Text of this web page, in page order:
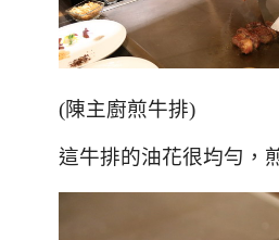
(陳主廚煎牛排)
這牛排的油花很均勻，